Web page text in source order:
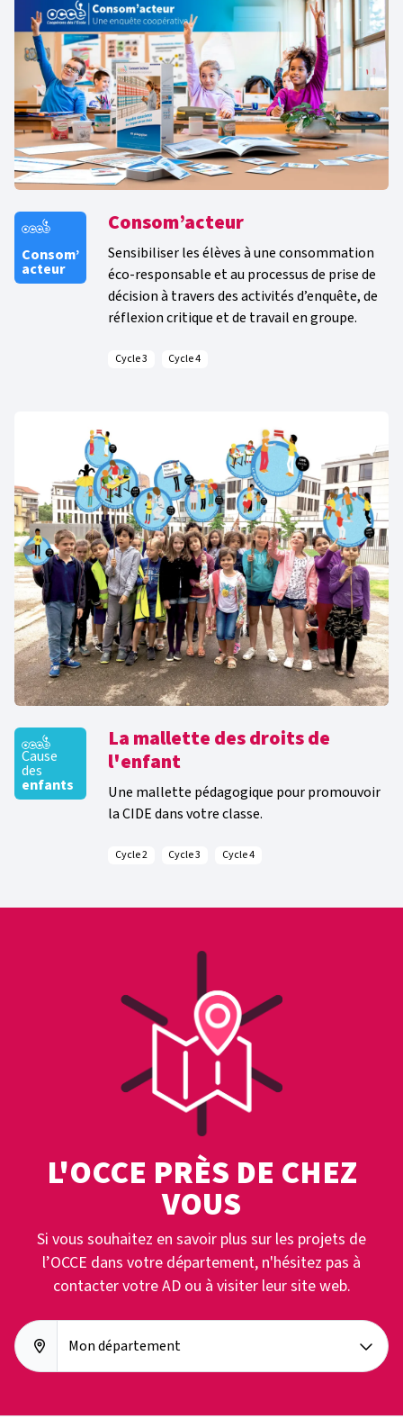
Consom’
acteur
Consom’acteur
Sensibiliser les élèves à une consommation
éco-responsable et au processus de prise de
décision à travers des activités d’enquête, de
réflexion critique et de travail en groupe.
Cycle 3 Cycle 4
Cause
des
enfants
La mallette des droits de
l'enfant
Une mallette pédagogique pour promouvoir
la CIDE dans votre classe.
Cycle 2 Cycle 3 Cycle 4
L'OCCE PRÈS DE CHEZ
VOUS
Si vous souhaitez en savoir plus sur les projets de
l’OCCE dans votre département, n'hésitez pas à
contacter votre AD ou à visiter leur site web.
Mon département